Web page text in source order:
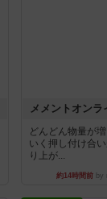
メメントオンラ
どんどん物量が
いく押し付け合
り上が...
約14時間前 by